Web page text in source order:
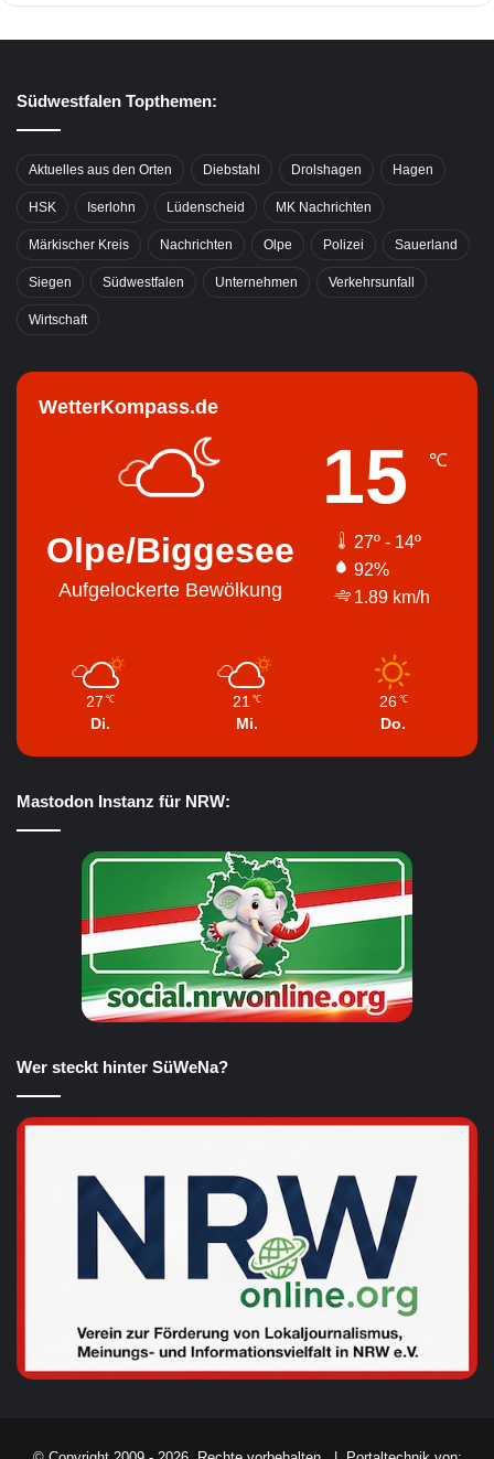
Südwestfalen Topthemen:
Aktuelles aus den Orten Diebstahl Drolshagen Hagen
HSK Iserlohn Lüdenscheid MK Nachrichten
Märkischer Kreis Nachrichten Olpe Polizei Sauerland
Siegen Südwestfalen Unternehmen Verkehrsunfall
Wirtschaft
WetterKompass.de
Olpe/Biggesee
Aufgelockerte Bewölkung
15 ℃
27º - 14º
92%
1.89 km/h
27 ℃
Di.
21 ℃
Mi.
26 ℃
Do.
Mastodon Instanz für NRW:
Wer steckt hinter SüWeNa?